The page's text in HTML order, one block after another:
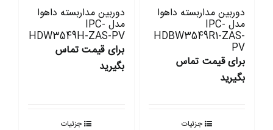
دوربین مداربسته داهوا
مدل IPC-
HDBW3549R1-ZAS-
PV
برای قیمت تماس
بگیرید
جزئیات
دوربین مداربسته داهوا
مدل IPC-
HDW3549H-ZAS-PV
برای قیمت تماس
بگیرید
جزئیات